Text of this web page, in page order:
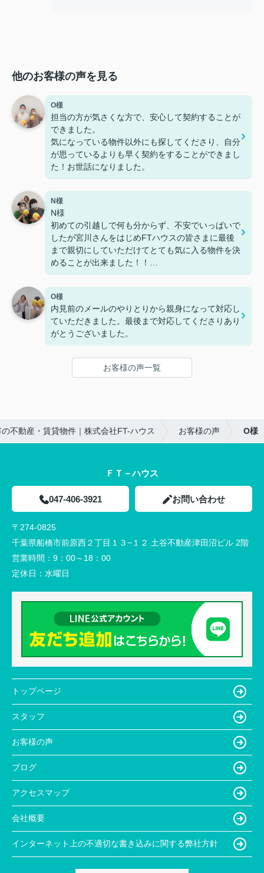
他のお客様の声を見る
O様
担当の方が気さくな方で、安心して契約することが
できました。
気になっている物件以外にも探してくださり、自分
が思っているよりも早く契約をすることができまし
た！お世話になりました。
N様
N様
初めての引越しで何も分からず、不安でいっぱいで
したが宮川さんをはじめFTハウスの皆さまに最後
まで親切にしていただけてとても気に入る物件を決
めることが出来ました！！
また急な予定変更にも何度も対応していただき、本
当に助かりました。
FTハウスさんで探して良かったです(*¨*)
彼氏様
営業時間が過ぎても親切に対応してくださり、他で
自分たちにピッタリな物件を見つけることができた
ので、また機会があればお願いしたいと思っていま
O様
内見前のメールのやりとりから親身になって対応し
ていただきました。最後まで対応してくださりあり
がとうございました。
お客様の声一覧
不動産・賃貸物件｜株式会社FT-ハウス お客様の声 O様
ＦＴ－ハウス
047-406-3921 お問い合わせ
〒274-0825
千葉県船橋市前原西２丁目１３−１２ 土谷不動産津田沼ビル 2階
営業時間： 9：00～18：00
定休日： 水曜日
トップページ
スタッフ
お客様の声
ブログ
アクセスマップ
会社概要
インターネット上の不適切な書き込みに関する弊社方針